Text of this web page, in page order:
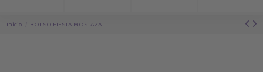
Inicio BOLSO FIESTA MOSTAZA